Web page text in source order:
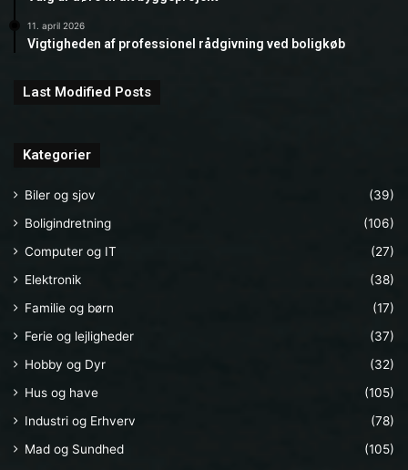
11. april 2026
Vigtigheden af professionel rådgivning ved boligkøb
Last Modified Posts
Kategorier
Biler og sjov
(39)
Boligindretning
(106)
Computer og IT
(27)
Elektronik
(38)
Familie og børn
(17)
Ferie og lejligheder
(37)
Hobby og Dyr
(32)
Hus og have
(105)
Industri og Erhverv
(78)
Mad og Sundhed
(105)